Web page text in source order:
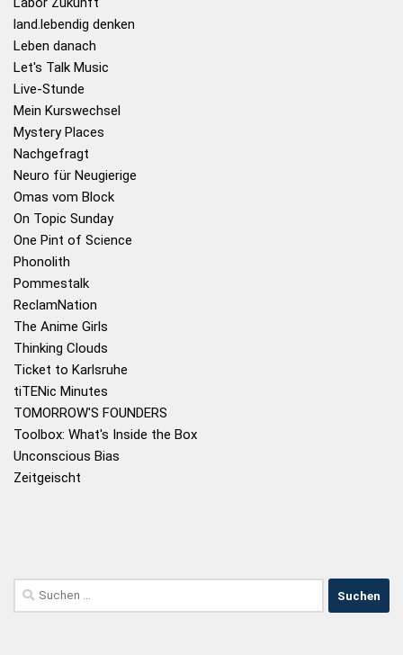
land.lebendig denken
Leben danach
Let's Talk Music
Live-Stunde
Mein Kurswechsel
Mystery Places
Nachgefragt
Neuro für Neugierige
Omas vom Block
On Topic Sunday
One Pint of Science
Phonolith
Pommestalk
ReclamNation
The Anime Girls
Thinking Clouds
Ticket to Karlsruhe
tiTENic Minutes
TOMORROW'S FOUNDERS
Toolbox: What's Inside the Box
Unconscious Bias
Zeitgeischt